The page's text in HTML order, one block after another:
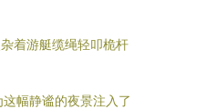
着游艇缆绳轻叩桅杆
幅静谧的夜景注入了